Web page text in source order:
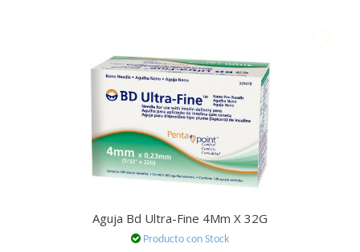
Aguja Bd Ultra-Fine 4Mm X 32G
Producto con Stock